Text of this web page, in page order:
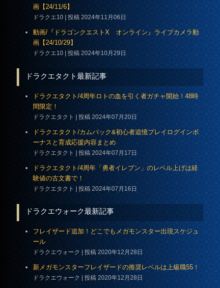
画【24/11/6】
ドラクエ10 投稿 2024年11月06日
動画/『ドラゴンクエストX オンライン』ライブカメラ動
画【24/10/29】
ドラクエ10 投稿 2024年10月29日
ドラクエタクト最新記事
ドラクエタクト/4周年ロトの血を引く者ガチャ開始！48時
間限定！
ドラクエタクト 投稿 2024年07月20日
ドラクエタクト/カムバック&初心者追憶プレイログインボ
ーナスと育成応援内容まとめ
ドラクエタクト 投稿 2024年07月17日
ドラクエタクト/4周年「勇者イレブン」のレベル上げは経
験値の古文書で！
ドラクエタクト 投稿 2024年07月16日
ドラクエウォーク最新記事
フレイザード追加！どこでもメガモンスター出現スケジュ
ール
ドラクエウォーク 投稿 2020年12月28日
新メガモンスターフレイザードの推奨レベルは上級職55！
ドラクエウォーク 投稿 2020年12月28日